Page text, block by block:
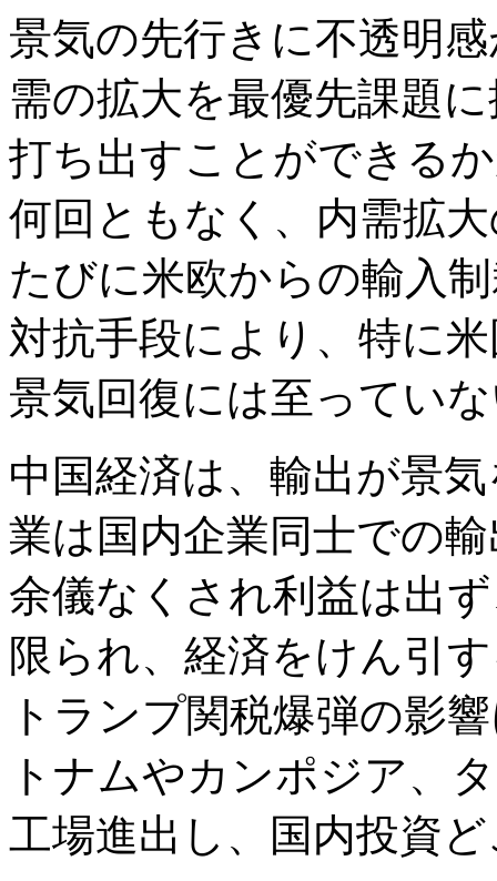
景気の先行きに不透明
需の拡大を最優先課題
打ち出すことができる
何回ともなく、内需拡
たびに米欧からの輸入
対抗手段により、特に
景気回復には至ってい
中国経済は、輸出が景
業は国内企業同士での
余儀なくされ利益は出
限られ、経済をけん引
トランプ関税爆弾の影
トナムやカンポジア、
工場進出し、国内投資